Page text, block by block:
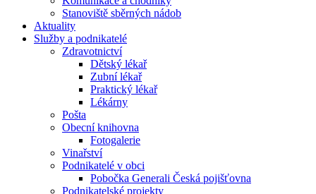
Stanoviště sběrných nádob
Aktuality
Služby a podnikatelé
Zdravotnictví
Dětský lékař
Zubní lékař
Praktický lékař
Lékárny
Pošta
Obecní knihovna
Fotogalerie
Vinařství
Podnikatelé v obci
Pobočka Generali Česká pojišťovna
Podnikatelské projekty